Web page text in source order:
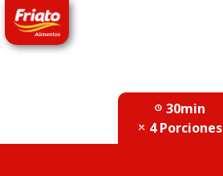
30min
4 Porciones